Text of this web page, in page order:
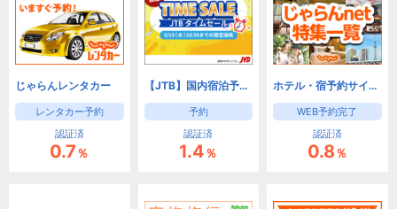
じゃらんレンタカー
レンタカー予約
認証済
0.7％
【JTB】国内宿泊予約(旅館・ホテル)と国内ツアー予約
予約
認証済
1.4％
ホテル・宿予約サイトなら【じゃらんnet】
WEB予約完了
認証済
0.8％